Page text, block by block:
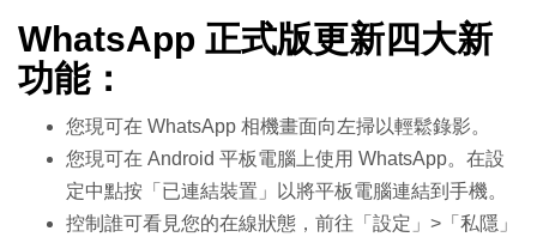
WhatsApp 正式版更新四大新
功能：
您現可在 WhatsApp 相機畫面向左掃以輕鬆錄影。
您現可在 Android 平板電腦上使用 WhatsApp。在設
定中點按「已連結裝置」以將平板電腦連結到手機。
控制誰可看見您的在線狀態，前往「設定」>「私隱」